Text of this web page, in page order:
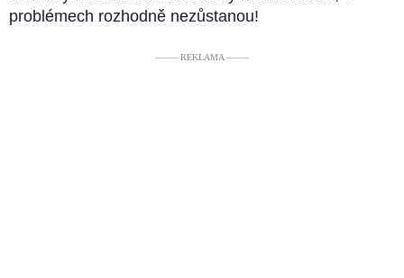
problémech rozhodně nezůstanou!
––––– REKLAMA –––––